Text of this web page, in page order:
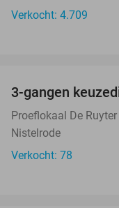
Verkocht: 4.709
3-gangen
Proeflokaal De Ruyter
Nistelrode
Verkocht: 78